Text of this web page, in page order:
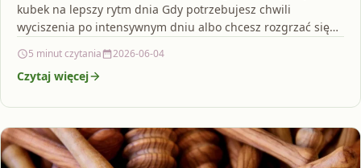
kubek na lepszy rytm dnia Gdy potrzebujesz chwili
wyciszenia po intensywnym dniu albo chcesz rozgrzać się…
5 minut czytania 2026-06-04
Czytaj więcej